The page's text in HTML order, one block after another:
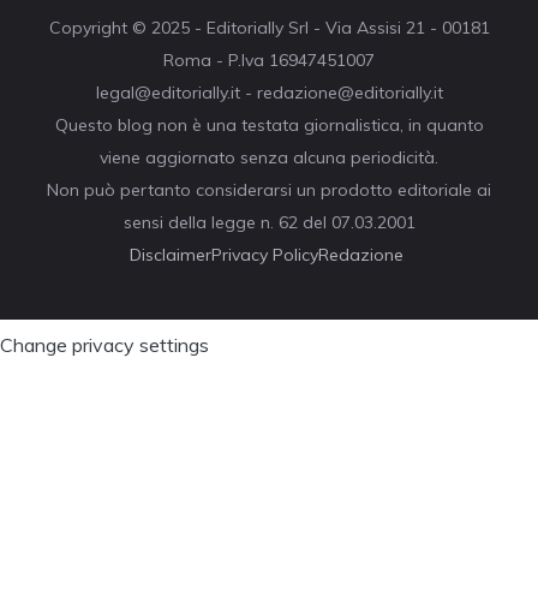
Copyright © 2025 - Editorially Srl - Via Assisi 21 - 00181
Roma - P.Iva 16947451007
legal@editorially.it - redazione@editorially.it
Questo blog non è una testata giornalistica, in quanto
viene aggiornato senza alcuna periodicità.
Non può pertanto considerarsi un prodotto editoriale ai
sensi della legge n. 62 del 07.03.2001
DisclaimerPrivacy PolicyRedazione
Change privacy settings